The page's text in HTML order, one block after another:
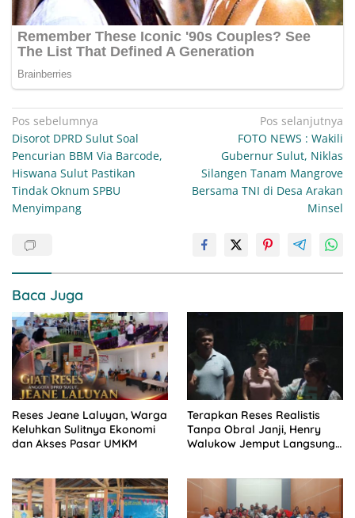
Navigasi
pos
Pos sebelumnya
Disorot DPRD Sulut Soal
Pencurian BBM Via Barcode,
Hiswana Sulut Pastikan
Tindak Oknum SPBU
Menyimpang
Pos selanjutnya
FOTO NEWS : Wakili
Gubernur Sulut, Niklas
Silangen Tanam Mangrove
Bersama TNI di Desa Arakan
Minsel
Baca Juga
Reses Jeane Laluyan, Warga
Keluhkan Sulitnya Ekonomi
dan Akses Pasar UMKM
Terapkan Reses Realistis
Tanpa Obral Janji, Henry
Walukow Jemput Langsung